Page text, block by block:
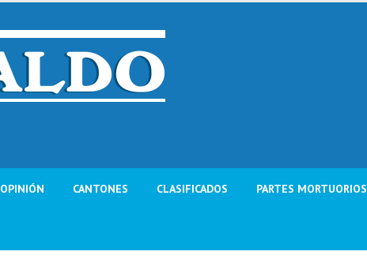
OPINIÓN CANTONES CLASIFICADOS PARTES MORTUORIOS